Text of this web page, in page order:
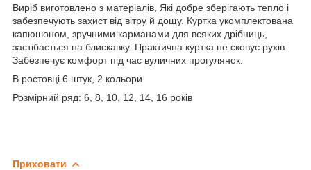
Виріб виготовлено з матеріалів, Які добре зберігають тепло і
забезпечують захист від вітру й дощу. Куртка укомплектована
капюшоном, зручними карманами для всяких дрібниць,
застібається на блискавку. Практична куртка не сковує рухів.
Забезпечує комфорт під час вуличних прогулянок.
В ростовці 6 штук, 2 кольори.
Розмірний ряд: 6, 8, 10, 12, 14, 16 років
Приховати